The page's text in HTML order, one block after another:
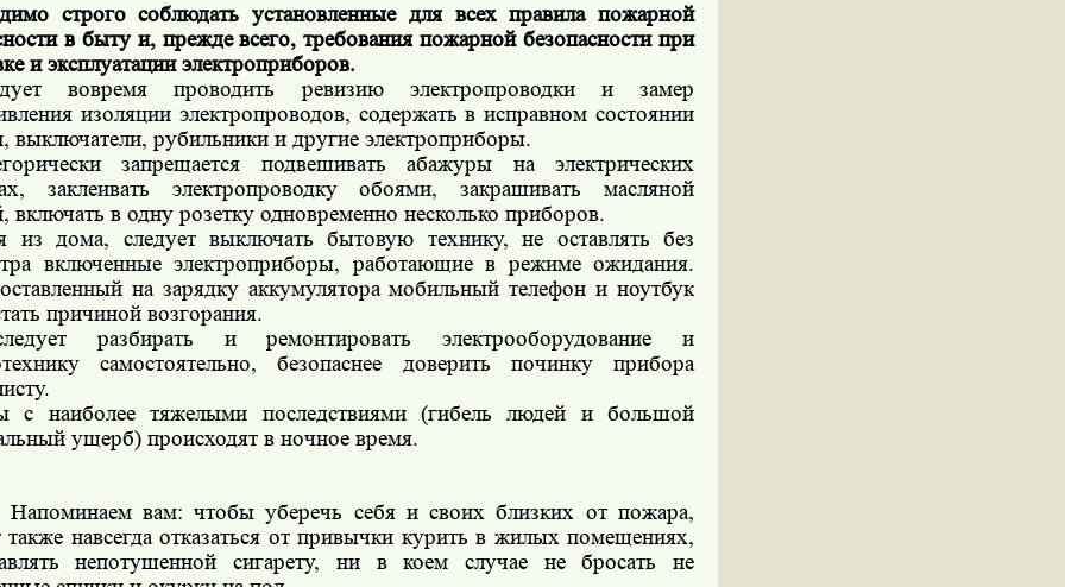
строго соблюдать установленные для всех правила пожарной
в быту и, прежде всего, требования пожарной безопасности при
и эксплуатации электроприборов.
вовремя проводить ревизию электропроводки и замер
изоляции электропроводов, содержать в исправном состоянии
выключатели, рубильники и другие электроприборы.
запрещается подвешивать абажуры на электрических
заклеивать электропроводку обоями, закрашивать масляной
включать в одну розетку одновременно несколько приборов.
из дома, следует выключать бытовую технику, не оставлять без
включенные электроприборы, работающие в режиме ожидания.
на зарядку аккумулятора мобильный телефон и ноутбук
причиной возгорания.
разбирать и ремонтировать электрооборудование и
самостоятельно, безопаснее доверить починку прибора
с наиболее тяжелыми последствиями (гибель людей и большой
ущерб) происходят в ночное время.
вам: чтобы уберечь себя и своих близких от пожара,
также навсегда отказаться от привычки курить в жилых помещениях,
непотушенной сигарету, ни в коем случае не бросать не